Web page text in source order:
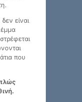
είναι
που